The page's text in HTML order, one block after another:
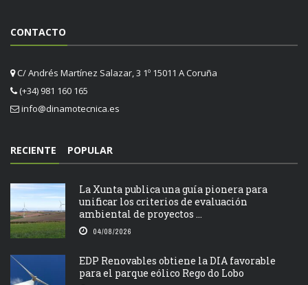
CONTACTO
C/ Andrés Martínez Salazar, 3 1º 15011 A Coruña
(+34) 981 160 165
info@dinamotecnica.es
RECIENTE POPULAR
La Xunta publica una guía pionera para
unificar los criterios de evaluación
ambiental de proyectos ...
04/08/2026
EDP Renovables obtiene la DIA favorable
para el parque eólico Rego do Lobo